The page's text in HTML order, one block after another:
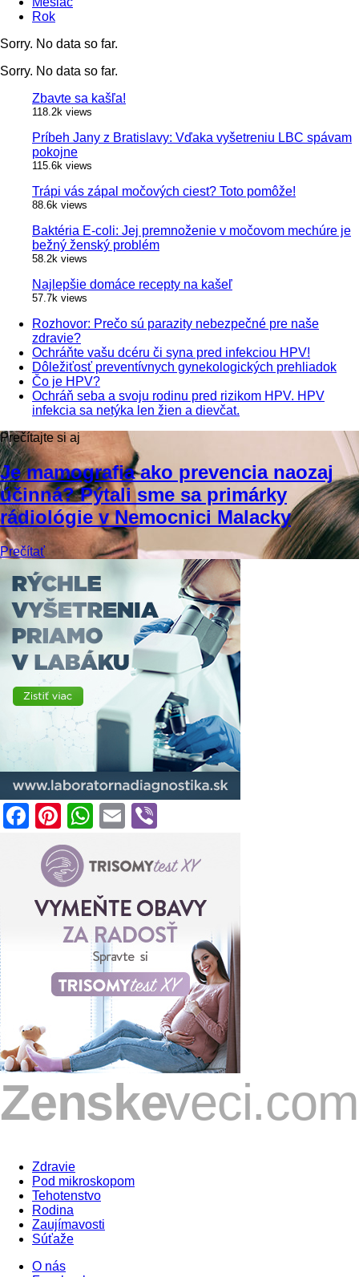
Rok
Sorry. No data so far.
Sorry. No data so far.
Zbavte sa kašľa!
118.2k views
Príbeh Jany z Bratislavy: Vďaka vyšetreniu LBC spávam
pokojne
115.6k views
Trápi vás zápal močových ciest? Toto pomôže!
88.6k views
Baktéria E-coli: Jej premnoženie v močovom mechúre je
bežný ženský problém
58.2k views
Najlepšie domáce recepty na kašeľ
57.7k views
Rozhovor: Prečo sú parazity nebezpečné pre naše
zdravie?
Ochráňte vašu dcéru či syna pred infekciou HPV!
Dôležiťosť preventívnych gynekologických prehliadok
Čo je HPV?
Ochráň seba a svoju rodinu pred rizikom HPV. HPV
infekcia sa netýka len žien a dievčat.
Prečítajte si aj
Je mamografia ako prevencia naozaj
účinná? Pýtali sme sa primárky
rádiológie v Nemocnici Malacky
Prečítať
Facebook
Pinterest
WhatsApp
Email
Zdravie
Pod mikroskopom
Tehotenstvo
Rodina
Zaujímavosti
Súťaže
O nás